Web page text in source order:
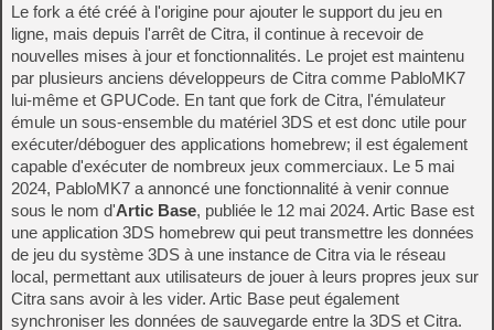
Le fork a été créé à l'origine pour ajouter le support du jeu en
ligne, mais depuis l'arrêt de Citra, il continue à recevoir de
nouvelles mises à jour et fonctionnalités. Le projet est maintenu
par plusieurs anciens développeurs de Citra comme PabloMK7
lui-même et GPUCode. En tant que fork de Citra, l'émulateur
émule un sous-ensemble du matériel 3DS et est donc utile pour
exécuter/déboguer des applications homebrew; il est également
capable d'exécuter de nombreux jeux commerciaux. Le 5 mai
2024, PabloMK7 a annoncé une fonctionnalité à venir connue
sous le nom d'Artic Base, publiée le 12 mai 2024. Artic Base est
une application 3DS homebrew qui peut transmettre les données
de jeu du système 3DS à une instance de Citra via le réseau
local, permettant aux utilisateurs de jouer à leurs propres jeux sur
Citra sans avoir à les vider. Artic Base peut également
synchroniser les données de sauvegarde entre la 3DS et Citra.